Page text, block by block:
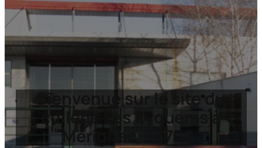
Bienvenue sur le site du
collège Les Eyquems à
Mérignac, 33700.